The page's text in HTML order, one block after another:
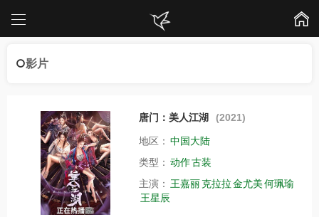
影片
唐门：美人江湖 (2021)
地区： 中国大陆
类型： 动作古装
主演： 王嘉丽克拉拉金尤美何珮瑜
王星辰